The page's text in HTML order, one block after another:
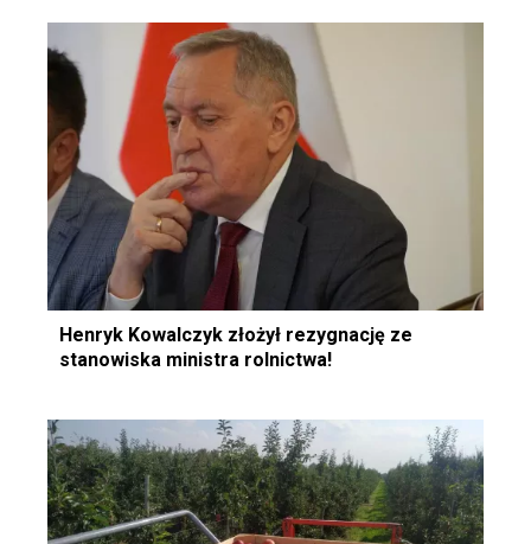
Henryk Kowalczyk złożył rezygnację ze
stanowiska ministra rolnictwa!